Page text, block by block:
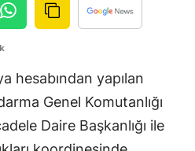
Denizli
Edirne
Elazığ
Erzincan
hesabından yapılan
Genel Komutanlığı
Daire Başkanlığı ile